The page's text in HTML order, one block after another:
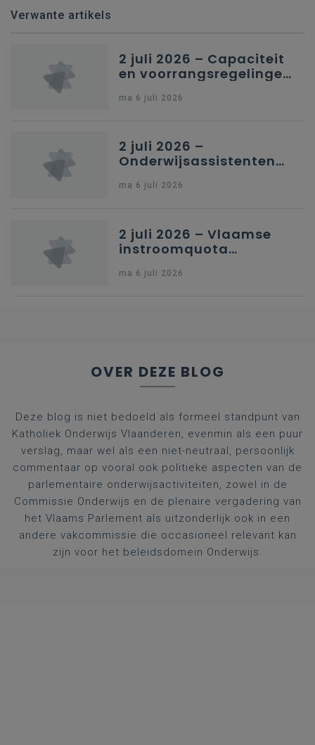
Verwante artikels
2 juli 2026 – Capaciteit
en voorrangsregelingen
secundair onderwijs in
ma 6 juli 2026
2 juli 2026 –
Onderwijsassistenten
kleuteronderwijs
ma 6 juli 2026
2 juli 2026 – Vlaamse
instroomquota
federale RIZIV-
ma 6 juli 2026
OVER DEZE BLOG
Deze blog is niet bedoeld als formeel standpunt van
Katholiek Onderwijs Vlaanderen, evenmin als een puur
verslag, maar wel als een niet-neutraal, persoonlijk
commentaar op vooral ook politieke aspecten van de
parlementaire onderwijsactiviteiten, zowel in de
Commissie Onderwijs en de plenaire vergadering van
het Vlaams Parlement als uitzonderlijk ook in een
andere vakcommissie die occasioneel relevant kan
zijn voor het beleidsdomein Onderwijs.